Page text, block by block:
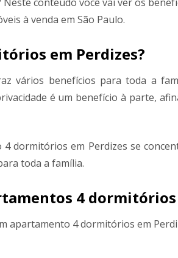
à venda em São Paulo.
em Perdizes?
vários benefícios para toda a
é um benefício à parte,
dormitórios em Perdizes se
toda a família.
4 dormitórios
apartamento 4 dormitórios em